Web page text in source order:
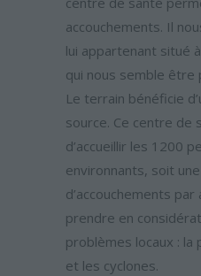
accouchements. Il
lui appartenant situé
qui nous semble être
Le terrain bénéficie
source. Ce centre
d’accueillir les 1200
environnants, soit
d’accouchements
prendre en
problèmes locaux : la
et les cyclones.